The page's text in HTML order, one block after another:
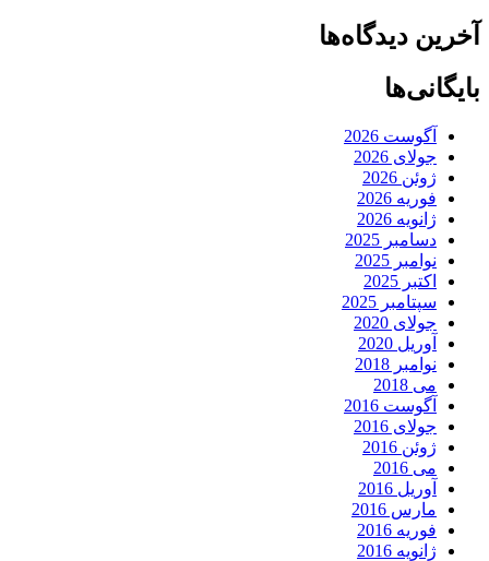
آخرین دیدگاه‌ها
بایگانی‌ها
آگوست 2026
جولای 2026
ژوئن 2026
فوریه 2026
ژانویه 2026
دسامبر 2025
نوامبر 2025
اکتبر 2025
سپتامبر 2025
جولای 2020
آوریل 2020
نوامبر 2018
می 2018
آگوست 2016
جولای 2016
ژوئن 2016
می 2016
آوریل 2016
مارس 2016
فوریه 2016
ژانویه 2016